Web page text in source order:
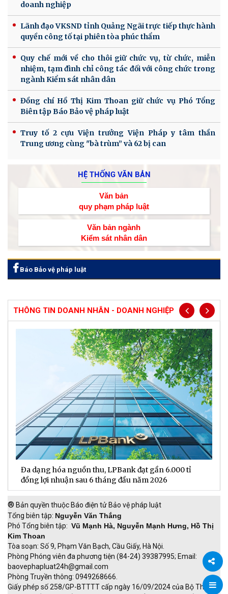
Chia
doanh nghiệp
Lãnh đạo VKSND tỉnh Quảng Ngãi trực tiếp thực hành
quyền công tố tại phiên tòa phúc thẩm
Quy chế mới về cho thôi giữ chức vụ, từ chức, miễn
nhiệm, tạm đình chỉ công tác đối với công chức trong
ngành Kiểm sát nhân dân
Đồng chí Hồ Thị Kim Thoan giữ chức vụ Phó Tổng
Biên tập Báo Bảo vệ pháp luật
Truy tố 2 cựu Viện trưởng Viện Pháp y tâm thần
Trung ương cùng "bà trùm” và 62 bị can
HỆ THỐNG VĂN BẢN
Văn bản
quy phạm pháp luật
Văn bản ngành
Kiểm sát nhân dân
Báo Bảo vệ pháp luật
THÔNG TIN DOANH NHÂN - DOANH NGHIỆP
Hơn 4 triệu mã dự thưởng “Xé ngay trúng liền” chờ
được xướng tên trong đợt quay số ngày 20/7/2026
® Bản quyền thuộc Báo điện tử Bảo vệ pháp luật
Tổng biên tập: Nguyễn Văn Thắng
Phó Tổng biên tập: Vũ Mạnh Hà, Nguyễn Mạnh Hưng, Hồ Thị
Kim Thoan
Tòa soạn: Số 9, Phạm Văn Bạch, Cầu Giấy, Hà Nội.
Phòng Phóng viên đa phương tiện (84-24) 39387995; Email:
baovephapluat24h@gmail.com
Phòng Truyền thông: 0949268666.
Giấy phép số 258/GP-BTTTT cấp ngày 16/09/2024 của Bộ Thông